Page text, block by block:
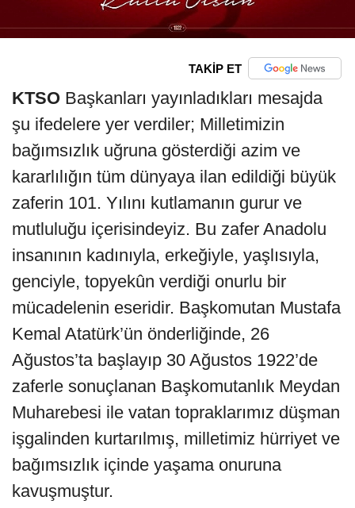
TAKİP ET
KTSO Başkanları yayınladıkları mesajda
şu ifedelere yer verdiler; Milletimizin
bağımsızlık uğruna gösterdiği azim ve
kararlılığın tüm dünyaya ilan edildiği büyük
zaferin 101. Yılını kutlamanın gurur ve
mutluluğu içerisindeyiz. Bu zafer Anadolu
insanının kadınıyla, erkeğiyle, yaşlısıyla,
genciyle, topyekûn verdiği onurlu bir
mücadelenin eseridir. Başkomutan Mustafa
Kemal Atatürk’ün önderliğinde, 26
Ağustos’ta başlayıp 30 Ağustos 1922’de
zaferle sonuçlanan Başkomutanlık Meydan
Muharebesi ile vatan topraklarımız düşman
işgalinden kurtarılmış, milletimiz hürriyet ve
bağımsızlık içinde yaşama onuruna
kavuşmuştur.